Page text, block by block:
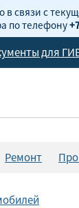
связи с
по телефону
для
Ремонт